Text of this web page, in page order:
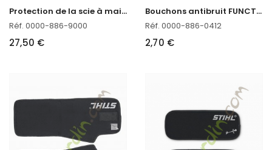
P
rotection de la scie à main ADVANCE X-TREEm
Réf. 0000-886-9000
27,50 €
B
ouchons antibruit FUNCTION PLX orange Stihl
Réf. 0000-886-0412
2,70 €